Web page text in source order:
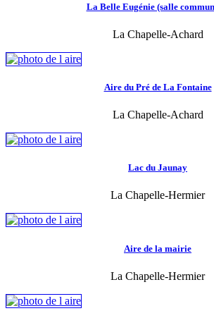
La Belle Eugénie (salle
La Chapelle-Achard
Aire du Pré de La Fontaine
La Chapelle-Achard
Lac du Jaunay
La Chapelle-Hermier
Aire de la mairie
La Chapelle-Hermier